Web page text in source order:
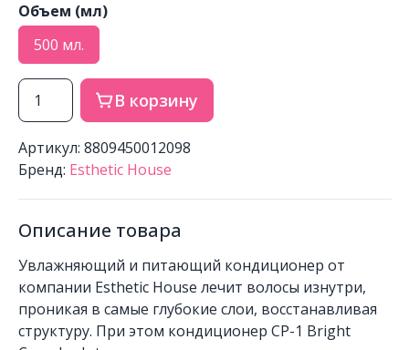
Объем (мл)
500 мл.
В корзину
Артикул: 8809450012098
Бренд: Esthetic House
Описание товара
Увлажняющий и питающий кондиционер от
компании Esthetic House лечит волосы изнутри,
проникая в самые глубокие слои, восстанавливая
структуру. При этом кондиционер CP-1 Bright